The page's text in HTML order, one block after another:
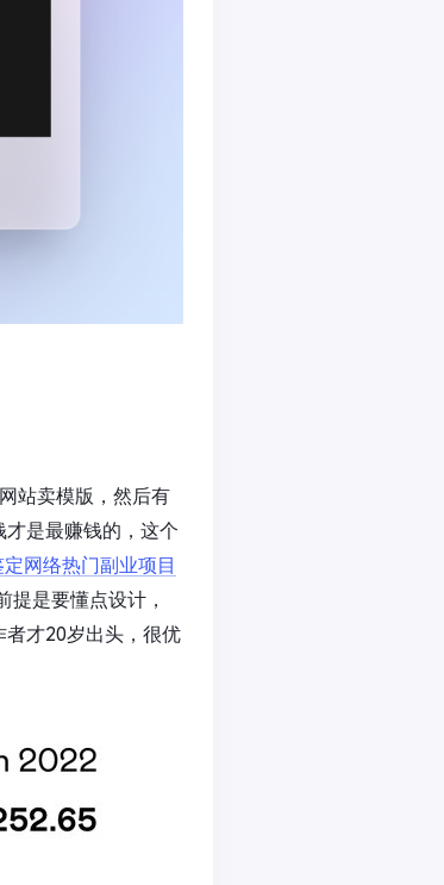
站卖模版，然后有
是最赚钱的，这个
网络热门副业项目
是要懂点设计，
才20岁出头，很优